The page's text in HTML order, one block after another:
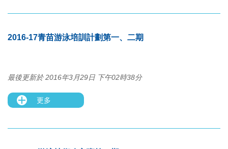
2016-17青苗游泳培訓計劃第一、二期
最後更新於 2016年3月29日 下午02時38分
更多